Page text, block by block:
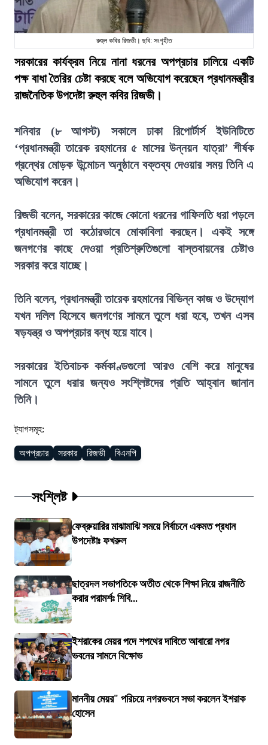
রুহুল কবির রিজভী। ছবি: সংগৃহীত
সরকারের কার্যক্রম নিয়ে নানা ধরনের অপপ্রচার চালিয়ে একটি
পক্ষ বাধা তৈরির চেষ্টা করছে বলে অভিযোগ করেছেন প্রধানমন্ত্রীর
রাজনৈতিক উপদেষ্টা রুহুল কবির রিজভী।
শনিবার (৮ আগস্ট) সকালে ঢাকা রিপোর্টার্স ইউনিটিতে
‘প্রধানমন্ত্রী তারেক রহমানের ৫ মাসের উন্নয়ন যাত্রা’ শীর্ষক
গ্রন্থের মোড়ক উন্মোচন অনুষ্ঠানে বক্তব্য দেওয়ার সময় তিনি এ
অভিযোগ করেন।
রিজভী বলেন, সরকারের কাজে কোনো ধরনের গাফিলতি ধরা পড়লে
প্রধানমন্ত্রী তা কঠোরভাবে মোকাবিলা করছেন। একই সঙ্গে
জনগণের কাছে দেওয়া প্রতিশ্রুতিগুলো বাস্তবায়নের চেষ্টাও
সরকার করে যাচ্ছে।
তিনি বলেন, প্রধানমন্ত্রী তারেক রহমানের বিভিন্ন কাজ ও উদ্যোগ
যখন দলিল হিসেবে জনগণের সামনে তুলে ধরা হবে, তখন এসব
ষড়যন্ত্র ও অপপ্রচার বন্ধ হয়ে যাবে।
সরকারের ইতিবাচক কর্মকাণ্ডগুলো আরও বেশি করে মানুষের
সামনে তুলে ধরার জন্যও সংশ্লিষ্টদের প্রতি আহ্বান জানান
তিনি।
ট্যাগসমূহ:
অপপ্রচার সরকার রিজভী বিএনপি
সংশ্লিষ্ট
ফেব্রুয়ারির মাঝামাঝি সময়ে নির্বাচনে একমত প্রধান
উপদেষ্টাঃ ফখরুল
ছাত্রদল সভাপতিকে অতীত থেকে শিক্ষা নিয়ে রাজনীতি
করার পরামর্শঃ শিবি...
ইশরাকের মেয়র পদে শপথের দাবিতে আবারো নগর
ভবনের সামনে বিক্ষোভ
মাননীয় মেয়র" পরিচয়ে নগরভবনে সভা করলেন ইশরাক
হোসেন